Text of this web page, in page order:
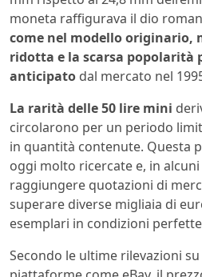
moneta raffigurava il dio
come nel modello originario,
ridotta e la scarsa
anticipato dal mercato nel
La rarità delle 50 lire mini
circolarono per un periodo
in quantità contenute. Questa
oggi molto ricercate e, in alcuni
raggiungere quotazioni di
superare diverse migliaia di
esemplari in condizioni
Secondo le ultime rilevazioni